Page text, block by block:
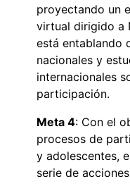
proyectando un
virtual dirigido a
está entablando
nacionales y
internacionales
participación.
Meta 4: Con el
procesos de
y adolescentes,
serie de